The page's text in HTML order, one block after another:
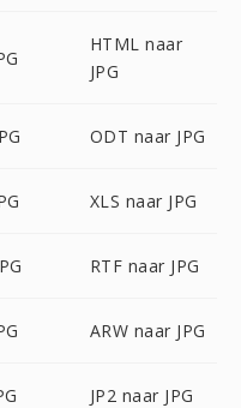
HTML naar
JPG
ODT naar JPG
XLS naar JPG
RTF naar JPG
ARW naar JPG
JP2 naar JPG